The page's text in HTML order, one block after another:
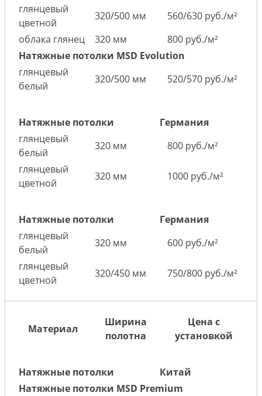
глянцевый
цветной
320/500 мм
560/630 руб./м²
облака глянец
320 мм
800 руб./м²
Натяжные потолки MSD Evolution
глянцевый
белый
320/500 мм 520/570 руб./м²
Натяжные потолки
Германия
глянцевый
белый
320 мм
800 руб./м²
глянцевый
цветной
320 мм 1000 руб./м²
Натяжные потолки
Германия
глянцевый
белый
320 мм
600 руб./м²
глянцевый
цветной
320/450 мм 750/800 руб./м²
Материал
Ширина
полотна
Цена с
установкой
Натяжные потолки
Китай
Натяжные потолки MSD Premium